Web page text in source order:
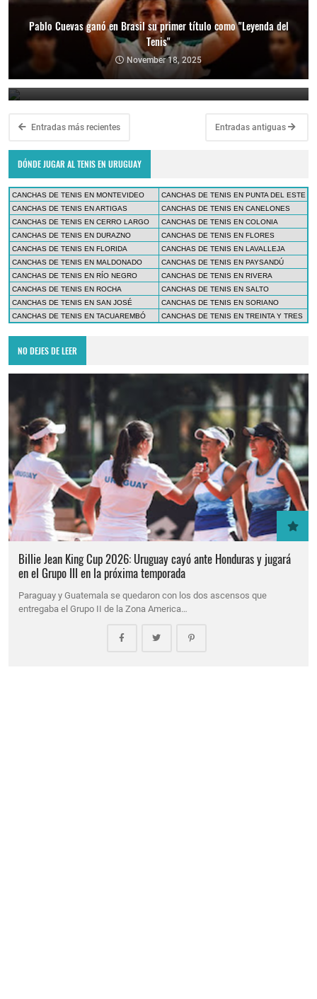
Pablo Cuevas ganó en Brasil su primer título como "Leyenda del
Tenis"
November 18, 2025
Copa Davis 2024: Uruguay enfrentará a Bolivia como visitante por
el Grupo Mundial II
February 10, 2024
Entradas más recientes Entradas antiguas
DÓNDE JUGAR AL TENIS EN URUGUAY
CANCHAS DE TENIS EN MONTEVIDEO
CANCHAS DE TENIS EN PUNTA DEL ESTE
CANCHAS DE TENIS EN ARTIGAS
CANCHAS DE TENIS EN CANELONES
CANCHAS DE TENIS EN CERRO LARGO
CANCHAS DE TENIS EN COLONIA
CANCHAS DE TENIS EN DURAZNO
CANCHAS DE TENIS EN FLORES
CANCHAS DE TENIS EN FLORIDA
CANCHAS DE TENIS EN LAVALLEJA
CANCHAS DE TENIS EN MALDONADO
CANCHAS DE TENIS EN PAYSANDÚ
CANCHAS DE TENIS EN RÍO NEGRO
CANCHAS DE TENIS EN RIVERA
CANCHAS DE TENIS EN ROCHA
CANCHAS DE TENIS EN SALTO
CANCHAS DE TENIS EN SAN JOSÉ
CANCHAS DE TENIS EN SORIANO
CANCHAS DE TENIS EN TACUAREMBÓ
CANCHAS DE TENIS EN TREINTA Y TRES
NO DEJES DE LEER
Billie Jean King Cup 2026: Uruguay cayó ante Honduras y jugará
en el Grupo III en la próxima temporada
Paraguay y Guatemala se quedaron con los dos ascensos que
entregaba el Grupo II de la Zona America…